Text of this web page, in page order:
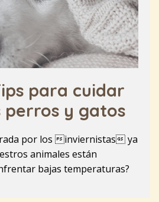
para cuidar
perros y gatos
por los inviernistas ya
animales están
bajas temperaturas?